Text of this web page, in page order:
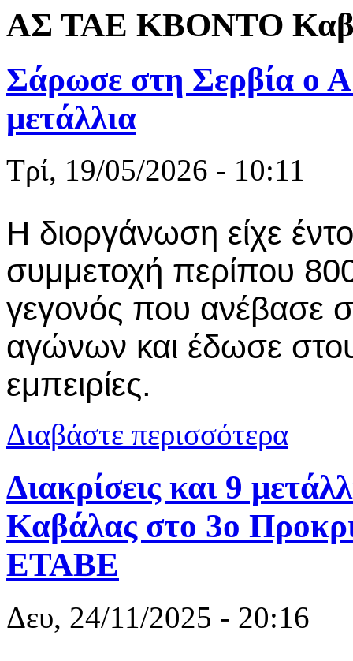
ΑΣ ΤΑΕ ΚΒΟΝΤΟ
Σάρωσε στη Σερβία ο
μετάλλια
Τρί, 19/05/2026 - 10:11
Η διοργάνωση είχε
συμμετοχή περίπου
γεγονός που ανέβασε
αγώνων και έδωσε
εμπειρίες.
Διαβάστε περισσότερα
Διακρίσεις και 9
Καβάλας στο 3ο
ΕΤΑΒΕ
Δευ, 24/11/2025 - 20:16